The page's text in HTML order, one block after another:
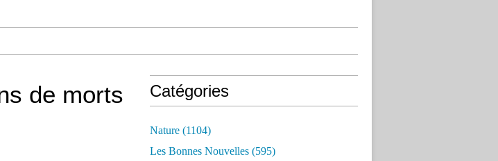
de morts
Catégories
Nature (1104)
Les Bonnes Nouvelles (595)